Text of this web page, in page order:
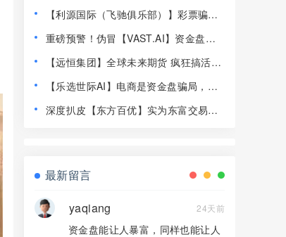
将崩盘跑路！
【利源国际（飞驰俱乐部）】彩票骗
跑路！
重磅预警！伪冒【VAST.AI】资金盘传
【远恒集团】全球未来期货 疯狂搞活动
【乐选世际AI】电商是资金盘骗局，典
深度扒皮【东方百优】实为东富交易所
最新留言
yaqiang 24天前
资金盘能让人暴富，同样也能让人